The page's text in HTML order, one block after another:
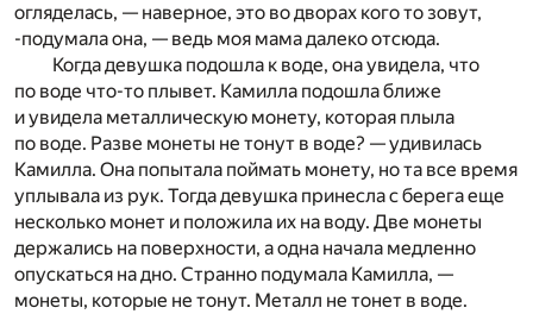
огляделась, — наверное, это во дворах кого то зовут,
-подумала она, — ведь моя мама далеко отсюда.
Когда девушка подошла к воде, она увидела, что
по воде что-то плывет. Камилла подошла ближе
и увидела металлическую монету, которая плыла
по воде. Разве монеты не тонут в воде? — удивилась
Камилла. Она попытала поймать монету, но та все время
уплывала из рук. Тогда девушка принесла с берега еще
несколько монет и положила их на воду. Две монеты
держались на поверхности, а одна начала медленно
опускаться на дно. Странно подумала Камилла, —
монеты, которые не тонут. Металл не тонет в воде.